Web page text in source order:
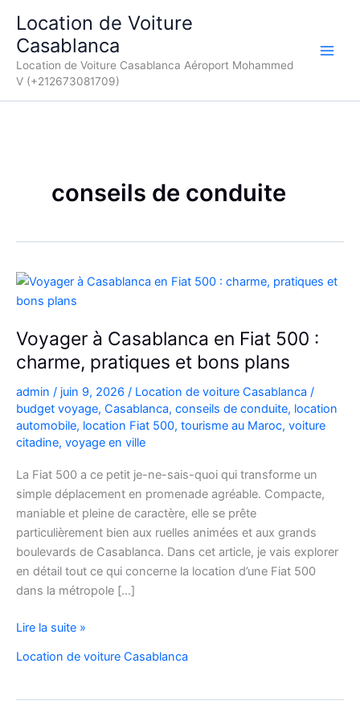
contenu
Location de Voiture
Casablanca
Location de Voiture Casablanca Aéroport Mohammed
V (+212673081709)
conseils de conduite
Voyager à Casablanca en Fiat 500 :
charme, pratiques et bons plans
admin / juin 9, 2026 / Location de voiture Casablanca /
budget voyage, Casablanca, conseils de conduite, location
automobile, location Fiat 500, tourisme au Maroc, voiture
citadine, voyage en ville
La Fiat 500 a ce petit je-ne-sais-quoi qui transforme un
simple déplacement en promenade agréable. Compacte,
maniable et pleine de caractère, elle se prête
particulièrement bien aux ruelles animées et aux grands
boulevards de Casablanca. Dans cet article, je vais explorer
en détail tout ce qui concerne la location d’une Fiat 500
dans la métropole […]
Voyager
Casablanca
Fiat
Lire la suite »
Location de voiture Casablanca